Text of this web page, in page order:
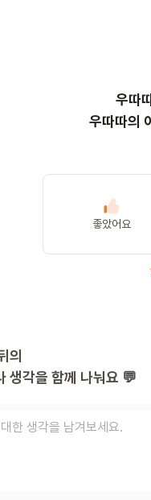
우따
우따따의
좋았어요
의
생각을 함께 나눠요 💬